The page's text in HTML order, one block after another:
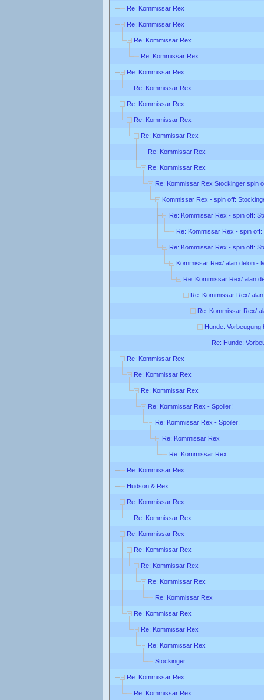
Re: Kommissar Rex
Re: Kommissar Rex
Re: Kommissar Rex
Re: Kommissar Rex
Re: Kommissar Rex
Re: Kommissar Rex
Re: Kommissar Rex
Re: Kommissar Rex
Re: Kommissar Rex
Re: Kommissar Rex
Re: Kommissar Rex
Re: Kommissar Rex Stockinger spin
Kommissar Rex - spin off:
Re: Kommissar Rex - spin off:
Re: Kommissar Rex - spin
Re: Kommissar Rex - spin off:
Kommissar Rex/ alan delon -
Re: Kommissar Rex/ alan
Re: Kommissar Rex/
Re: Kommissar Rex/
Hunde: Vorbeugung
Re: Hunde:
Re: Kommissar Rex
Re: Kommissar Rex
Re: Kommissar Rex
Re: Kommissar Rex - Spoiler!
Re: Kommissar Rex - Spoiler!
Re: Kommissar Rex
Re: Kommissar Rex
Re: Kommissar Rex
Hudson & Rex
Re: Kommissar Rex
Re: Kommissar Rex
Re: Kommissar Rex
Re: Kommissar Rex
Re: Kommissar Rex
Re: Kommissar Rex
Re: Kommissar Rex
Re: Kommissar Rex
Re: Kommissar Rex
Re: Kommissar Rex
Stockinger
Re: Kommissar Rex
Re: Kommissar Rex